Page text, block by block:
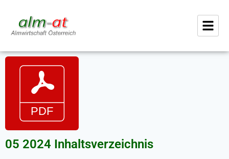
05 2024 Inhaltsverzeichnis